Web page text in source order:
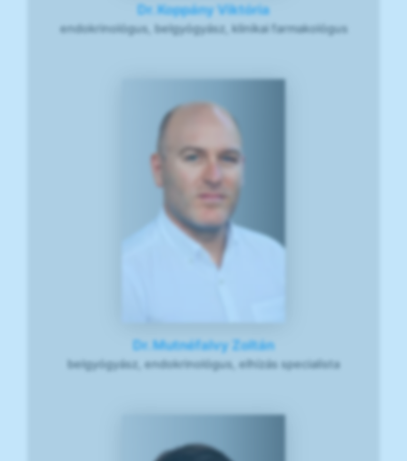
Dr. Koppány Viktória
endokrinológus, belgyógyász, klinikai farmakológus
Dr. Mutnéfalvy Zoltán
belgyógyász, endokrinológus, elhízás specialista